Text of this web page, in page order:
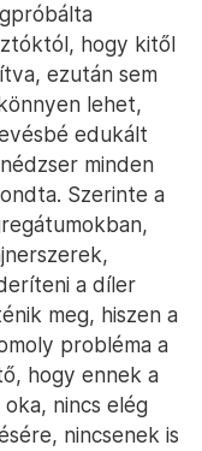
hogy kitől
ezután sem
lehet,
edukált
minden
Szerinte a
a díler
meg, hiszen a
probléma a
hogy ennek a
nincs elég
nincsenek is